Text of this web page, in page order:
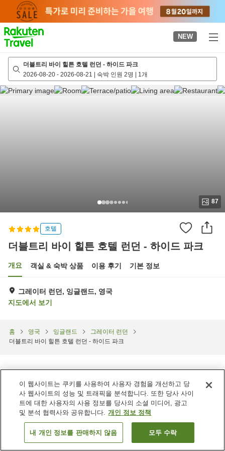
page
NEW
더블트리 바이 힐튼 호텔 런던 - 하이드 파크
2026-08-20 - 2026-08-21 | 숙박 인원 2명 | 1개
87
호텔
더블트리 바이 힐튼 호텔 런던 - 하이드 파크
개요 객실 & 숙박 상품 이용 후기 기본 정보
그레이터 런던, 잉글랜드, 영국
지도에서 보기
홈 영국 잉글랜드
그레이터 런던
더블트리 바이 힐튼 호텔 런던 - 하이드 파크
객실 보기
이 웹사이트는 쿠키를 사용하여 사용자 경험을 개선하고 당
사 웹사이트의 성능 및 트래픽을 분석합니다. 또한 당사 사이
트에 대한 사용자의 사용 정보를 당사의 소셜 미디어, 광고
및 분석 협력사와 공유합니다. 개인 정보 정책
내 개인 정보를 판매하지 않음 모두 수락